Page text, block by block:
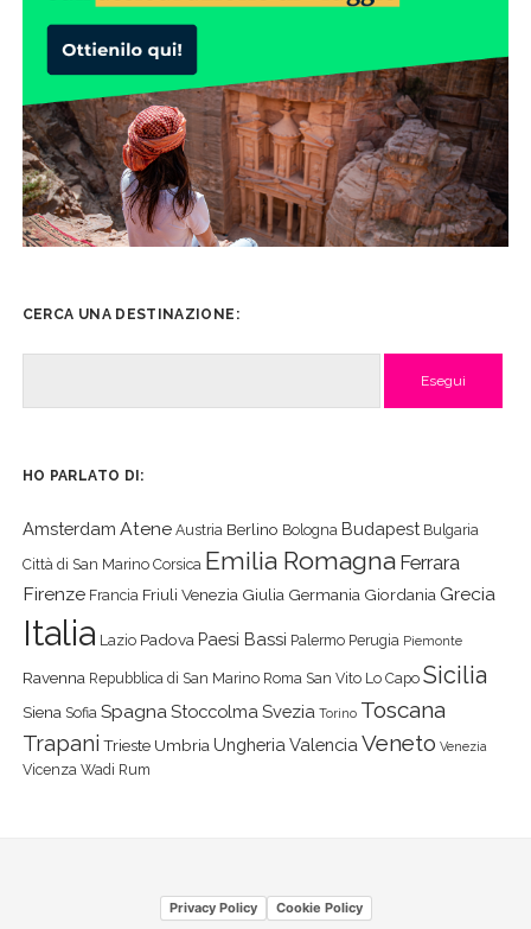
CERCA UNA DESTINAZIONE:
HO PARLATO DI:
Amsterdam Atene Austria Berlino Bologna Budapest Bulgaria
Città di San Marino Corsica Emilia Romagna Ferrara
Firenze Francia Friuli Venezia Giulia Germania Giordania Grecia
Italia Lazio Padova Paesi Bassi Palermo Perugia Piemonte
Ravenna Repubblica di San Marino Roma San Vito Lo Capo Sicilia
Siena Sofia Spagna Stoccolma Svezia Torino Toscana
Trapani Trieste Umbria Ungheria Valencia Veneto Venezia
Vicenza Wadi Rum
Privacy Policy Cookie Policy